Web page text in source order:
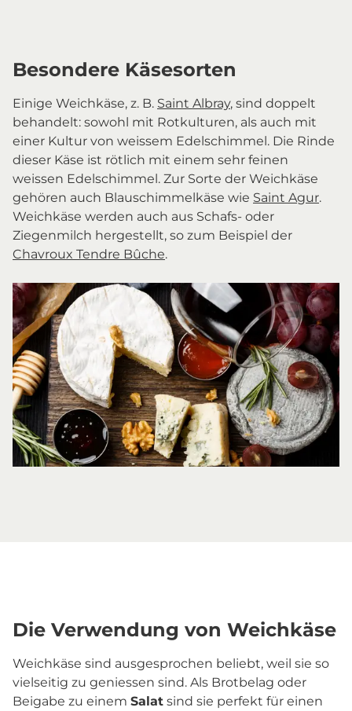
Besondere Käsesorten
Einige Weichkäse, z. B. Saint Albray, sind doppelt
behandelt: sowohl mit Rotkulturen, als auch mit
einer Kultur von weissem Edelschimmel. Die Rinde
dieser Käse ist rötlich mit einem sehr feinen
weissen Edelschimmel. Zur Sorte der Weichkäse
gehören auch Blauschimmelkäse wie Saint Agur.
Weichkäse werden auch aus Schafs- oder
Ziegenmilch hergestellt, so zum Beispiel der
Chavroux Tendre Bûche.
Die Verwendung von Weichkäse
Weichkäse sind ausgesprochen beliebt, weil sie so
vielseitig zu geniessen sind. Als Brotbelag oder
Beigabe zu einem Salat sind sie perfekt für einen